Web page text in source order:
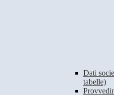
Dati
tabelle)